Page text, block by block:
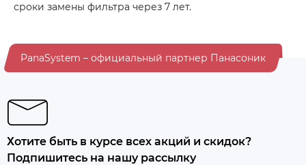
сроки замены фильтра через 7 лет.
PanaSystem – официальный партнер Панасоник
Хотите быть в курсе всех акций и скидок?
Подпишитесь на нашу рассылку